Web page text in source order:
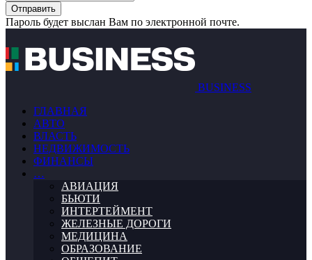
Пароль будет выслан Вам по электронной почте.
BUSINESS
ГЛАВНАЯ
АВТО
ВЛАСТЬ
НЕДВИЖИМОСТЬ
ФИНАНСЫ
…
АВИАЦИЯ
БЬЮТИ
ИНТЕРТЕЙМЕНТ
ЖЕЛЕЗНЫЕ ДОРОГИ
МЕДИЦИНА
ОБРАЗОВАНИЕ